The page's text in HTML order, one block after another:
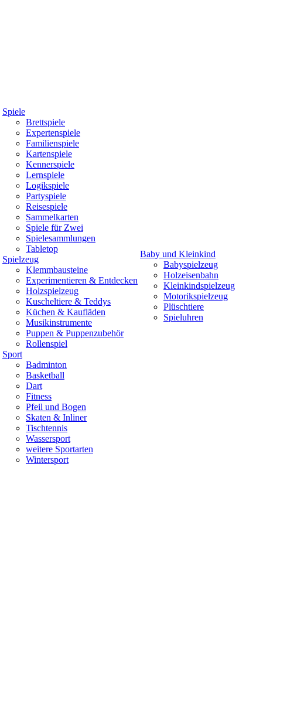
Spiele
Brettspiele
Expertenspiele
Familienspiele
Kartenspiele
Kennerspiele
Lernspiele
Logikspiele
Partyspiele
Reisespiele
Sammelkarten
Spiele für Zwei
Spielesammlungen
Tabletop
Spielzeug
Klemmbausteine
Experimentieren & Entdecken
Holzspielzeug
Kuscheltiere & Teddys
Küchen & Kaufläden
Musikinstrumente
Puppen & Puppenzubehör
Rollenspiel
Sport
Badminton
Basketball
Dart
Fitness
Pfeil und Bogen
Skaten & Inliner
Tischtennis
Wassersport
weitere Sportarten
Wintersport
Baby und Kleinkind
Babyspielzeug
Holzeisenbahn
Kleinkindspielzeug
Motorikspielzeug
Plüschtiere
Spieluhren